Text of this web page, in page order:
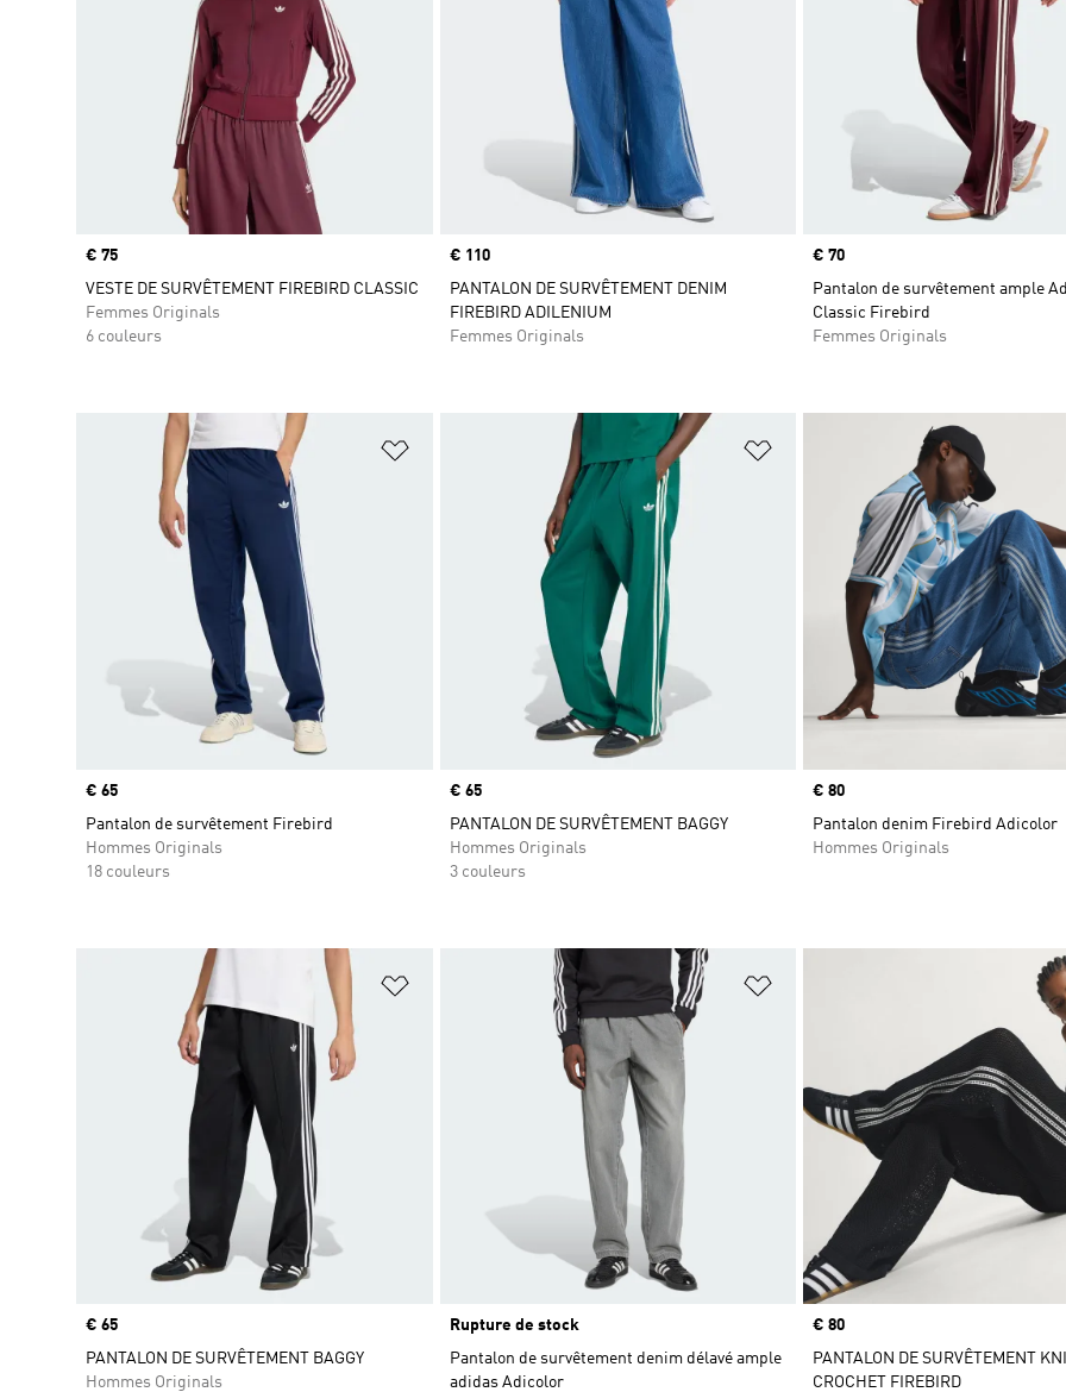
Prix
€ 75
VESTE DE SURVÊTEMENT FIREBIRD CLASSIC
Femmes Originals
6 couleurs
Prix
€ 110
PANTALON DE SURVÊTEMENT DENIM
FIREBIRD ADILENIUM
Femmes Originals
Prix
€ 70
Pantalon de survêtement ample
Classic Firebird
Femmes Originals
Ajouter à la Liste de produits favoris
Prix
€ 65
Pantalon de survêtement Firebird
Hommes Originals
18 couleurs
Ajouter à la Liste de produits
Prix
€ 65
PANTALON DE SURVÊTEMENT BAGGY
Hommes Originals
3 couleurs
Prix
€ 80
Pantalon denim Firebird Adicolor
Hommes Originals
Ajouter à la Liste de produits favoris
Prix
€ 65
PANTALON DE SURVÊTEMENT BAGGY
Hommes Originals
Ajouter à la Liste de produits
Rupture de stock
Pantalon de survêtement denim délavé ample
adidas Adicolor
Prix
€ 80
PANTALON DE SURVÊTEMENT
CROCHET FIREBIRD